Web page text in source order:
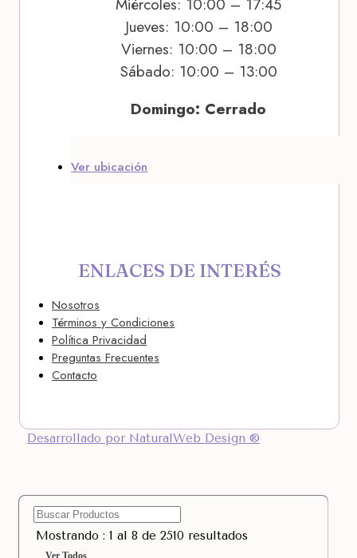
Miércoles: 10:00 – 17:45
Jueves: 10:00 – 18:00
Viernes: 10:00 – 18:00
Sábado: 10:00 – 13:00
Domingo: Cerrado
Ver ubicación
ENLACES DE INTERÉS
Nosotros
Términos y Condiciones
Política Privacidad
Preguntas Frecuentes
Contacto
Desarrollado por NaturalWeb Design ®
Mostrando : 1 al 8 de 2510 resultados
Ver Todos